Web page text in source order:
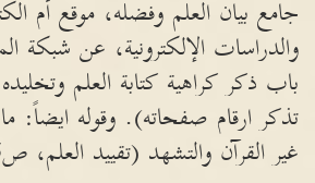
جامع بيان العلم وفضله، موقع أم
والدراسات الإلكترونية، عن شبكة
باب ذكر كراهية كتابة العلم
تذكر ارقام صفحاته). وقوله ايضاً:
غير القرآن والتشهد (تقييد العلم، ص25).